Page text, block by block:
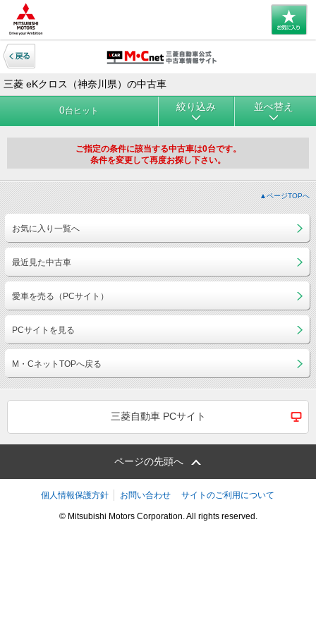
三菱 eKクロス（神奈川県）の中古車
0台ヒット 絞り込み 並べ替え
ご指定の条件に該当する中古車は0台です。
条件を変更して再度お探し下さい。
▲ページTOPへ
お気に入り一覧へ
最近見た中古車
愛車を売る（PCサイト）
PCサイトを見る
M・CネットTOPへ戻る
三菱自動車 PCサイト
ページの先頭へ
個人情報保護方針 お問い合わせ サイトのご利用について
© Mitsubishi Motors Corporation. All rights reserved.